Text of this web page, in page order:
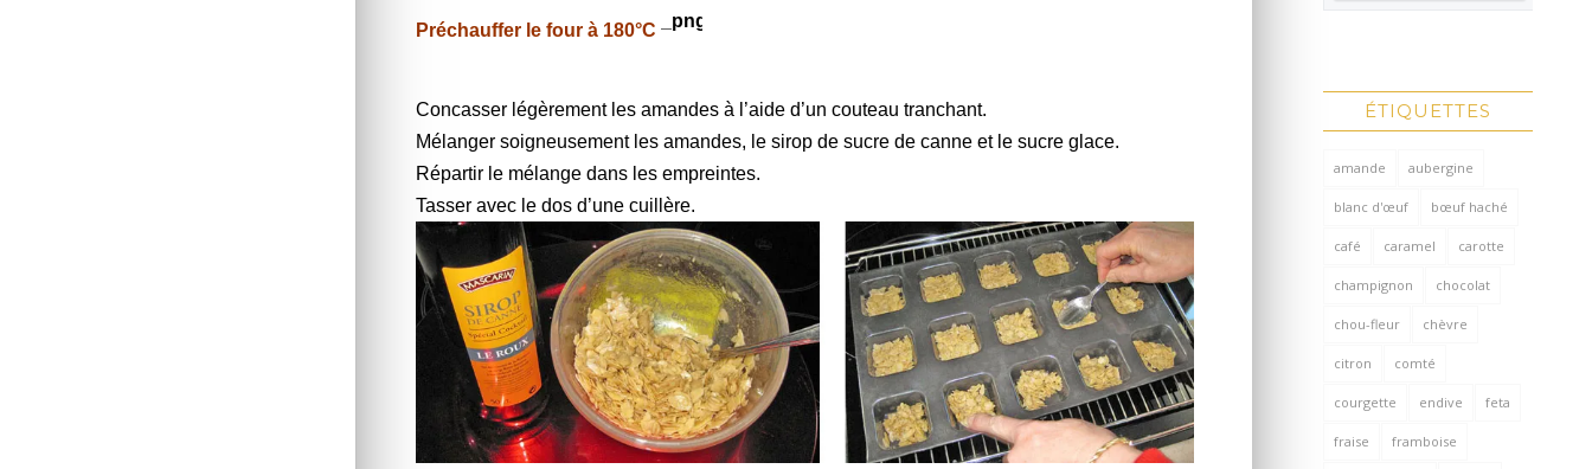
Préchauffer le four à 180°C
Concasser légèrement les amandes à l’aide d’un couteau tranchant.
Mélanger soigneusement les amandes, le sirop de sucre de canne et le sucre glace.
Répartir le mélange dans les empreintes.
Tasser avec le dos d’une cuillère.
ÉTIQUETTES
amande aubergine
blanc d'œuf bœuf haché
café caramel carotte
champignon chocolat
chou-fleur chèvre
citron comté
courgette endive feta
fraise framboise